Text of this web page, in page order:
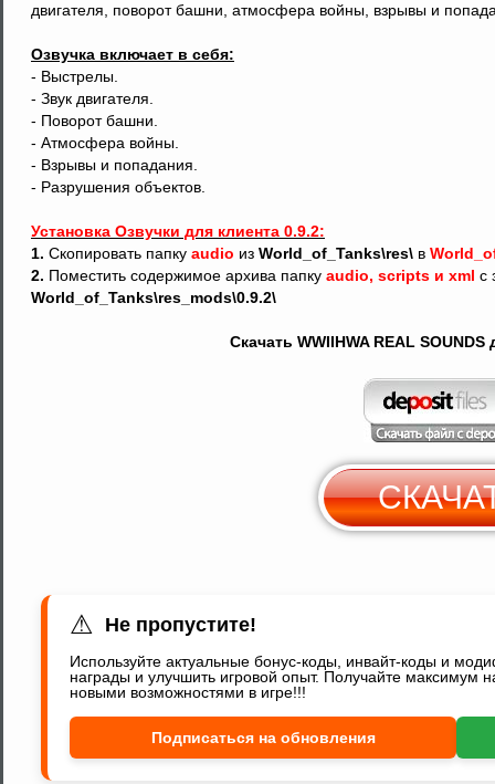
двигателя, поворот башни, атмосфера войны, взрывы и
Озвучка включает в себя:
- Выстрелы.
- Звук двигателя.
- Поворот башни.
- Атмосфера войны.
- Взрывы и попадания.
- Разрушения объектов.
Установка Озвучки для клиента 0.9.2:
1. Скопировать папку audio из World_of_Tanks\res\ в
2. Поместить содержимое архива папку audio, scripts и xml с
World_of_Tanks\res_mods\0.9.2\
Скачать WWIIHWA REAL
⚠ Не пропустите!
Используйте актуальные бонус-коды, инвайт-коды и
награды и улучшить игровой опыт. Получайте максимум
новыми возможностями в игре!!!
Подписаться на обновления